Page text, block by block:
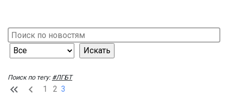
Поиск по тегу: #ЛГБТ
1 2 3